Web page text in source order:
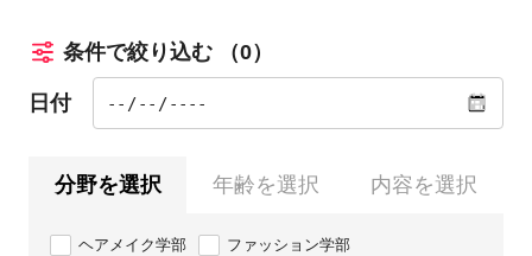
条件で絞り込む （0）
日付
分野を選択 年齢を選択 内容を選択
ヘアメイク学部 ファッション学部